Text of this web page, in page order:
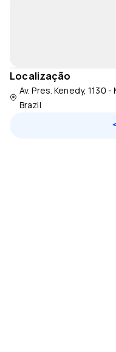
Localização
Av. Pres. Kenedy, 1130
Brazil